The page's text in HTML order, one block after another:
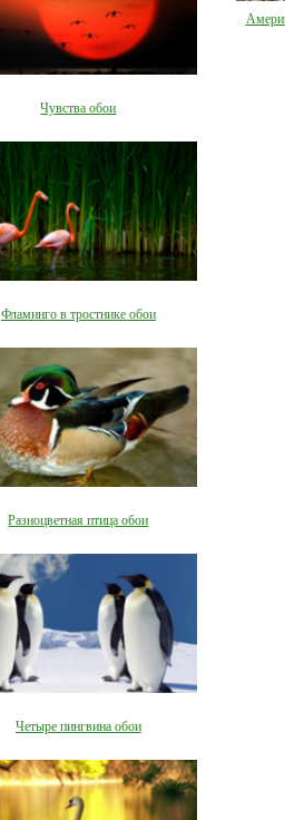
Чувства обои
Фламинго в тростнике обои
Разноцветная птица обои
Четыре пингвина обои